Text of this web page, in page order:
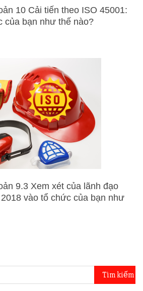
10 Cải tiến theo ISO 45001:
của bạn như thế nào?
9.3 Xem xét của lãnh đạo
vào tổ chức của bạn như